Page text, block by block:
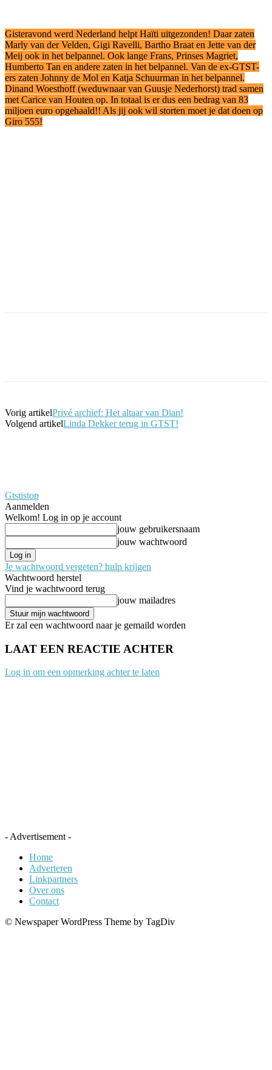
Gisteravond werd Nederland helpt Haïti uitgezonden! Daar zaten
Marly van der Velden, Gigi Ravelli, Bartho Braat en Jette van der
Meij ook in het belpannel. Ook lange Frans, Prinses Magriet,
Humberto Tan en andere zaten in het belpannel. Van de ex-GTST-
ers zaten Johnny de Mol en Katja Schuurman in het belpannel.
Dinand Woesthoff (weduwnaar van Guusje Nederhorst) trad samen
met Carice van Houten op. In totaal is er dus een bedrag van 83
miljoen euro opgehaald!! Als jij ook wil storten moet je dat doen op
Giro 555!
Vorig artikelPrivé archief: Het altaar van Dian!
Volgend artikelLinda Dekker terug in GTST!
Gtstistop
Aanmelden
Welkom! Log in op je account
jouw gebruikersnaam
jouw wachtwoord
Je wachtwoord vergeten? hulp krijgen
Wachtwoord herstel
Vind je wachtwoord terug
jouw mailadres
Er zal een wachtwoord naar je gemaild worden
LAAT EEN REACTIE ACHTER
Log in om een opmerking achter te laten
- Advertisement -
Home
Adverteren
Linkpartners
Over ons
Contact
© Newspaper WordPress Theme by TagDiv